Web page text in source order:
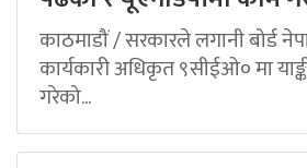
काठमाडौं / सरकारले लगानी बोर्ड
कार्यकारी अधिकृत ९सीईओ० मा
गरेको...